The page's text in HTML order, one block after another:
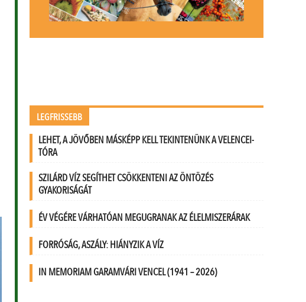
LEGFRISSEBB
LEHET, A JÖVŐBEN MÁSKÉPP KELL TEKINTENÜNK A VELENCEI-
TÓRA
SZILÁRD VÍZ SEGÍTHET CSÖKKENTENI AZ ÖNTÖZÉS
GYAKORISÁGÁT
ÉV VÉGÉRE VÁRHATÓAN MEGUGRANAK AZ ÉLELMISZERÁRAK
FORRÓSÁG, ASZÁLY: HIÁNYZIK A VÍZ
IN MEMORIAM GARAMVÁRI VENCEL (1941 – 2026)